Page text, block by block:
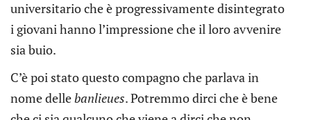
universitario che è progressivamente disintegrato
i giovani hanno l’impressione che il loro avvenire
sia buio.
C’è poi stato questo compagno che parlava in
nome dellebanlieues. Potremmo dirci che è bene